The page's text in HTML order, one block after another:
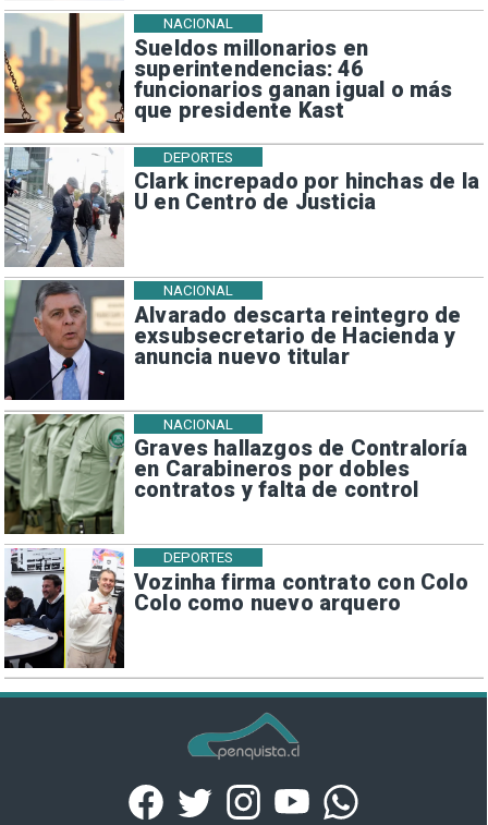
Sueldos millonarios en
superintendencias: 46
funcionarios ganan igual o más
que presidente Kast
NACIONAL
Clark increpado por hinchas de la
U en Centro de Justicia
DEPORTES
Alvarado descarta reintegro de
exsubsecretario de Hacienda y
anuncia nuevo titular
NACIONAL
Graves hallazgos de Contraloría
en Carabineros por dobles
contratos y falta de control
NACIONAL
Vozinha firma contrato con Colo
Colo como nuevo arquero
DEPORTES